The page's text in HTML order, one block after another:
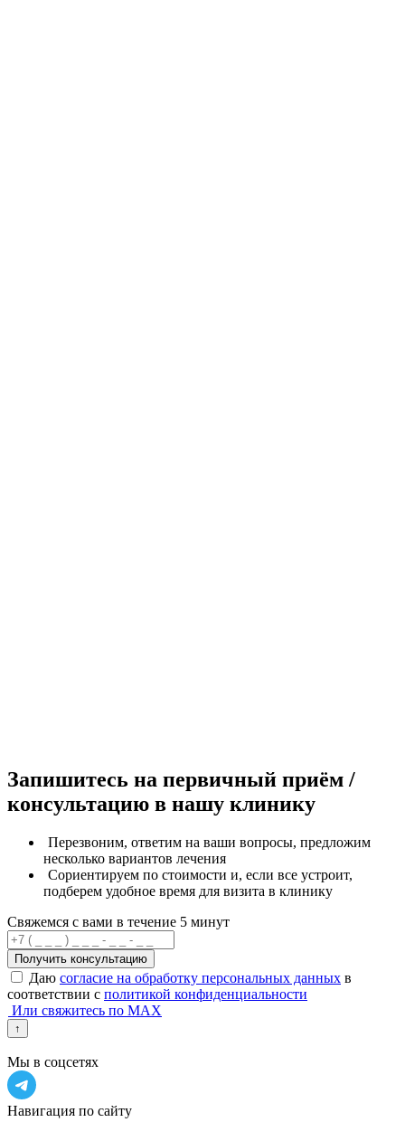
Запишитесь на первичный приём /
консультацию в нашу клинику
Перезвоним, ответим на ваши вопросы, предложим
несколько вариантов лечения
Сориентируем по стоимости и, если все устроит,
подберем удобное время для визита в клинику
Свяжемся с вами в течение 5 минут
Получить консультацию
Даю согласие на обработку персональных данных в
соответствии с политикой конфиденциальности
Или свяжитесь по MAX
↑
Мы в соцсетях
Навигация по сайту